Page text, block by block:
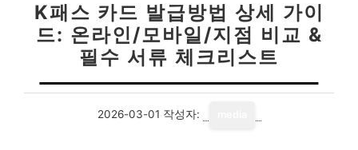
K패스 카드 발급방법 상세 가이
드: 온라인/모바일/지점 비교 &
필수 서류 체크리스트
2026-03-01 작성자: